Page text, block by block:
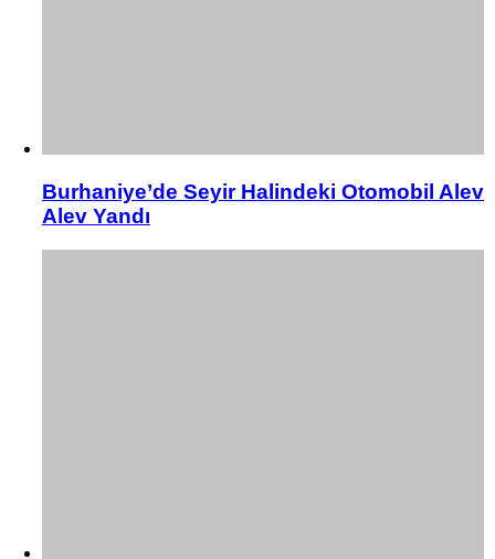
Burhaniye’de Seyir Halindeki Otomobil Alev
Alev Yandı